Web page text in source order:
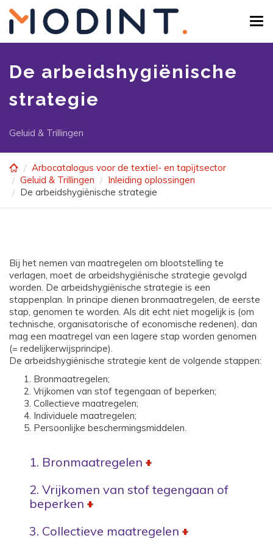
main
content
De arbeidshygiënische
strategie
Geluid & Trillingen
Arbocatalogus voor de textiel- en tapijtsector
Geluid & Trillingen
Inleiding oplossingen
De arbeidshygiënische strategie
Bij het nemen van maatregelen om blootstelling te
verlagen, moet de arbeidshygiënische strategie gevolgd
worden. De arbeidshygiënische strategie is een
stappenplan. In principe dienen bronmaatregelen, de eerste
stap, genomen te worden. Als dit echt niet mogelijk is (om
technische, organisatorische of economische redenen), dan
mag een maatregel van een lagere stap worden genomen
(= redelijkerwijsprincipe).
De arbeidshygiënische strategie kent de volgende stappen:
Bronmaatregelen;
Vrijkomen van stof tegengaan of beperken;
Collectieve maatregelen;
Individuele maatregelen;
Persoonlijke beschermingsmiddelen.
1. Bronmaatregelen
2. Vrijkomen van stof tegengaan of
beperken
3. Collectieve maatregelen